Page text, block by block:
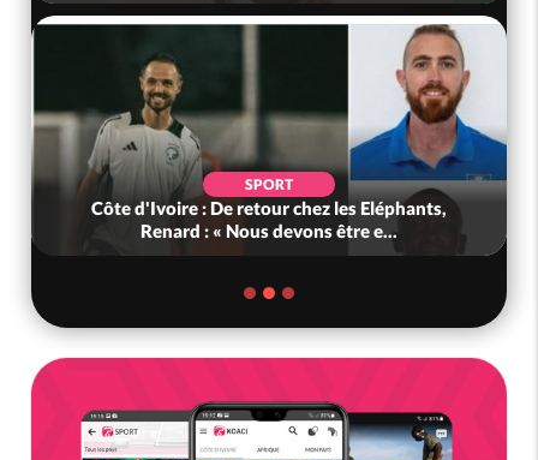
POLITIQUE
Bénin : L'ancien président Patrice Talon élu à la
tête du Sénat